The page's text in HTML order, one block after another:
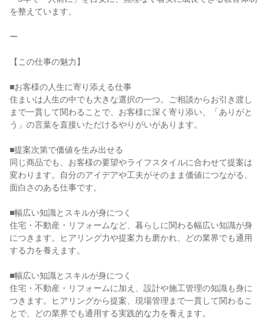
を整えています。
ー
【この仕事の魅力】
■お客様の人生に寄り添える仕事
住まいは人生の中でも大きな選択の一つ。ご相談からお引き渡し
まで一貫して関わることで、お客様に深く寄り添い、「ありがと
う」の言葉を直接いただけるやりがいがあります。
■提案次第で価値を生み出せる
同じ商品でも、お客様の要望やライフスタイルに合わせて提案は
変わります。自分のアイデアや工夫がそのまま価値につながる、
面白さのある仕事です。
■幅広い知識とスキルが身につく
住宅・不動産・リフォームなど、暮らしに関わる幅広い知識が身
につきます。ヒアリング力や提案力も磨かれ、どの業界でも通用
する力を養えます。
■幅広い知識とスキルが身につく
住宅・不動産・リフォームに加え、設計や施工管理の知識も身に
つきます。ヒアリングから提案、現場管理まで一貫して関わるこ
とで、どの業界でも通用する実践的な力を養えます。